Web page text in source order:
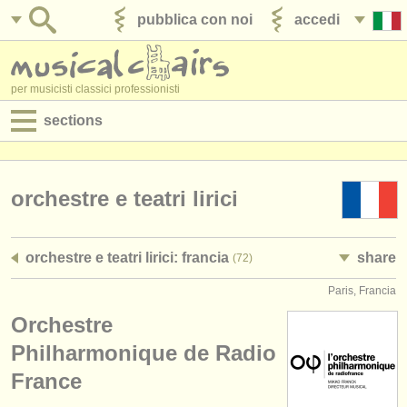
accedi
pubblica con noi
per musicisti classici professionisti
sections
jobs - amministrazione
corsi
concorsi/
orchestre e teatri lirici
orchestre e teatri lirici: francia (72) share
Paris, Francia
Orchestre
Philharmonique de Radio
France